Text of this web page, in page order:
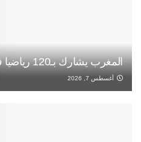
المغرب يشارك بـ120 رياضيا في دورة تارانتو 2026
أغسطس 7, 2026